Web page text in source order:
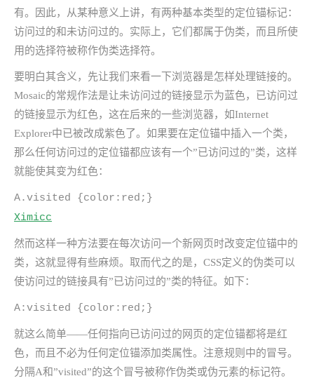
有。因此，从某种意义上讲，有两种基本类型的定位锚标记：
访问过的和未访问过的。实际上，它们都属于伪类，而且所使
用的选择符被称作伪类选择符。
要明白其含义，先让我们来看一下浏览器是怎样处理链接的。
Mosaic的常规作法是让未访问过的链接显示为蓝色，已访问过
的链接显示为红色，这在后来的一些浏览器，如Internet
Explorer中已被改成紫色了。如果要在定位锚中插入一个类，
那么任何访问过的定位锚都应该有一个”已访问过的”类，这样
就能使其变为红色：
A.visited {color:red;}
Ximicc
然而这样一种方法要在每次访问一个新网页时改变定位锚中的
类，这就显得有些麻烦。取而代之的是，CSS定义的伪类可以
使访问过的链接具有”已访问过的”类的特征。如下：
A:visited {color:red;}
就这么简单——任何指向已访问过的网页的定位锚都将是红
色，而且不必为任何定位锚添加类属性。注意规则中的冒号。
分隔A和”visited”的这个冒号被称作伪类或伪元素的标记符。